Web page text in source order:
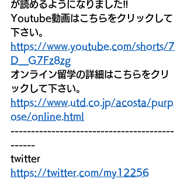
が読めるようになりました‼
Youtube動画はこちらをクリックして
下さい。
https://www.youtube.com/shorts/7
D__G7Fz8zg
オンライン留学の詳細はこちらをクリ
ックして下さい。
https://www.utd.co.jp/acosta/purp
ose/online.html
----------------------------------------
------
twitter
https://twitter.com/my12256